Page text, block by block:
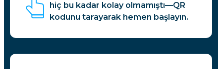
hiç bu kadar kolay olmamıştı—QR
kodunu tarayarak hemen başlayın.